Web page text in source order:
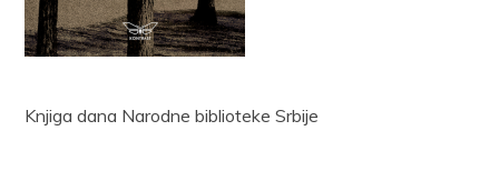
Knjiga dana Narodne biblioteke Srbije